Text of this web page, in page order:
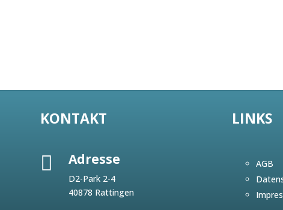
KONTAKT
 Adresse
D2-Park 2-4
40878 Rattingen
LINKS
AGB